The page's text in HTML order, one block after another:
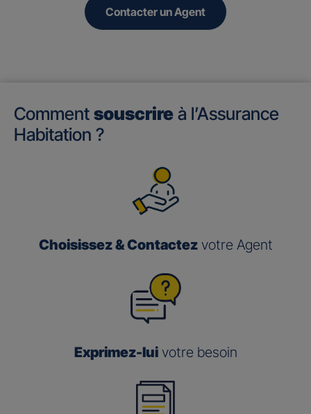
Contacter un Agent
Comment souscrire à l’Assurance
Habitation ?
Choisissez & Contactezvotre Agent
Exprimez-luivotre besoin